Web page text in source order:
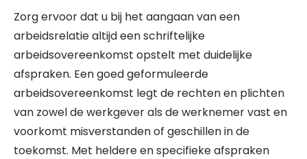
Zorg ervoor dat u bij het aangaan van een
arbeidsrelatie altijd een schriftelijke
arbeidsovereenkomst opstelt met duidelijke
afspraken. Een goed geformuleerde
arbeidsovereenkomst legt de rechten en plichten
van zowel de werkgever als de werknemer vast en
voorkomt misverstanden of geschillen in de
toekomst. Met heldere en specifieke afspraken